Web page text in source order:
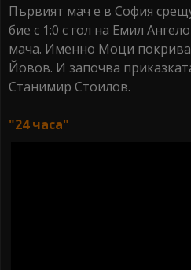
Първият мач е в София
бие с 1:0 с гол на Емил
мача. Именно Моци покрива
Йовов. И започва
Станимир Стоилов.
"24 часа"